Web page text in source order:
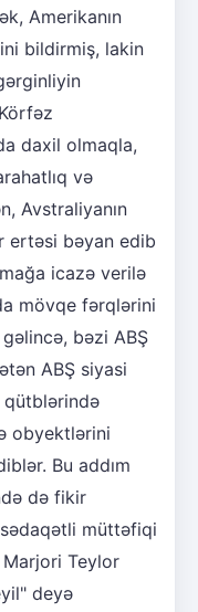
Amerikanın
bildirmiş, lakin
daxil olmaqla,
və
Avstraliyanın
ertəsi bəyan edib
icazə verilə
mövqe fərqlərini
bəzi ABŞ
ABŞ siyasi
obyektlərini
Bu addım
də fikir
sədaqətli müttəfiqi
Marjori Teylor
deyə